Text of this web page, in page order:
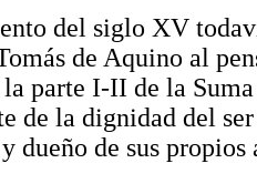
del siglo XV
de Aquino al
parte I-II de la
de la dignidad del
dueño de sus